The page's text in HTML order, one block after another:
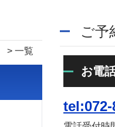
一覧
ご予
お電
tel:072-